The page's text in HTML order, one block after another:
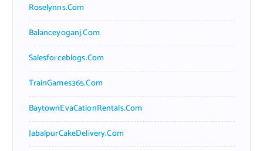
Roselynns.com
Balanceyoganj.com
Salesforceblogs.com
TrainGames365.com
BaytownEvaCationRentals.com
JabalpurCakeDelivery.com